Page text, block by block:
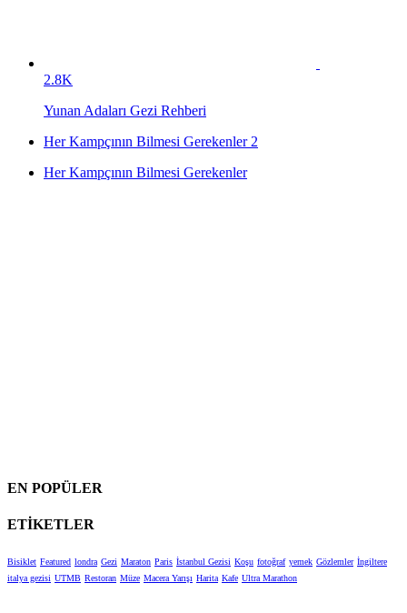
2.8K
Yunan Adaları Gezi Rehberi
Her Kampçının Bilmesi Gerekenler 2
Her Kampçının Bilmesi Gerekenler
EN POPÜLER
ETİKETLER
Bisiklet Featured londra Gezi Maraton Paris İstanbul Gezisi Koşu fotoğraf yemek Gözlemler İngiltere
italya gezisi UTMB Restoran Müze Macera Yarışı Harita Kafe Ultra Marathon